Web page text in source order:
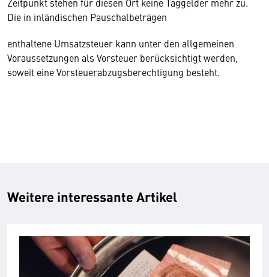
Die in inländischen Pauschalbeträgen
enthaltene Umsatzsteuer kann unter den allgemeinen
Voraussetzungen als Vorsteuer berücksichtigt werden,
soweit eine Vorsteuerabzugsberechtigung besteht.
Weitere interessante Artikel